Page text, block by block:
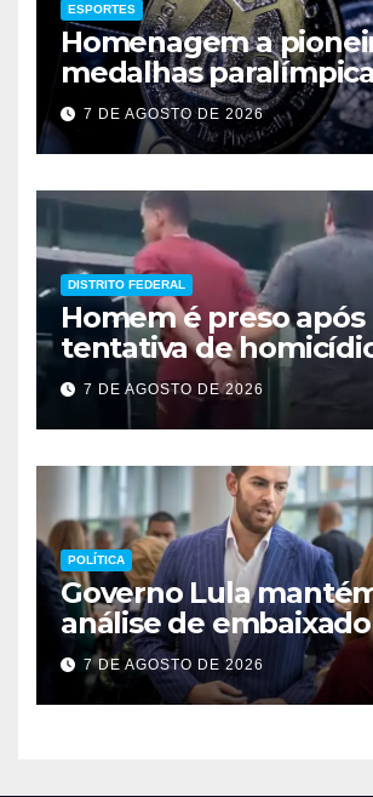
ESPORTES
Homenagem a
medalhas
Brasil
7 DE AGOSTO DE 2026
DISTRITO FEDERAL
Homem é preso após
tentativa de
festa em São Sebastião
7 DE AGOSTO DE 2026
POLÍTICA
Governo Lula
análise de
Perez para depois das
eleições
7 DE AGOSTO DE 2026